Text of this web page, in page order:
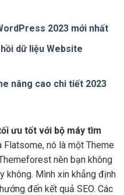
2023 mới nhất
dữ liệu Website
nâng cao chi tiết 2023
ưu tốt với bộ máy tìm
Flatsome, nó là một Theme
nên bạn không
không. Mình xin khẳng định
đến kết quả SEO. Các